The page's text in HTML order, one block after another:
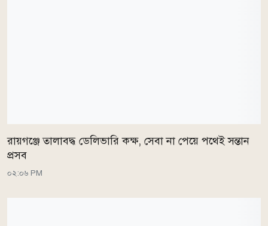
রায়গঞ্জে তালাবদ্ধ ডেলিভারি কক্ষ, সেবা না পেয়ে পথেই সন্তান
প্রসব
০২:০৬ PM